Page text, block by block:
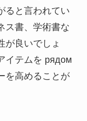
ると言われてい
ス書、学術書な
が良いでしょ
イテムを рядом
を高めることが